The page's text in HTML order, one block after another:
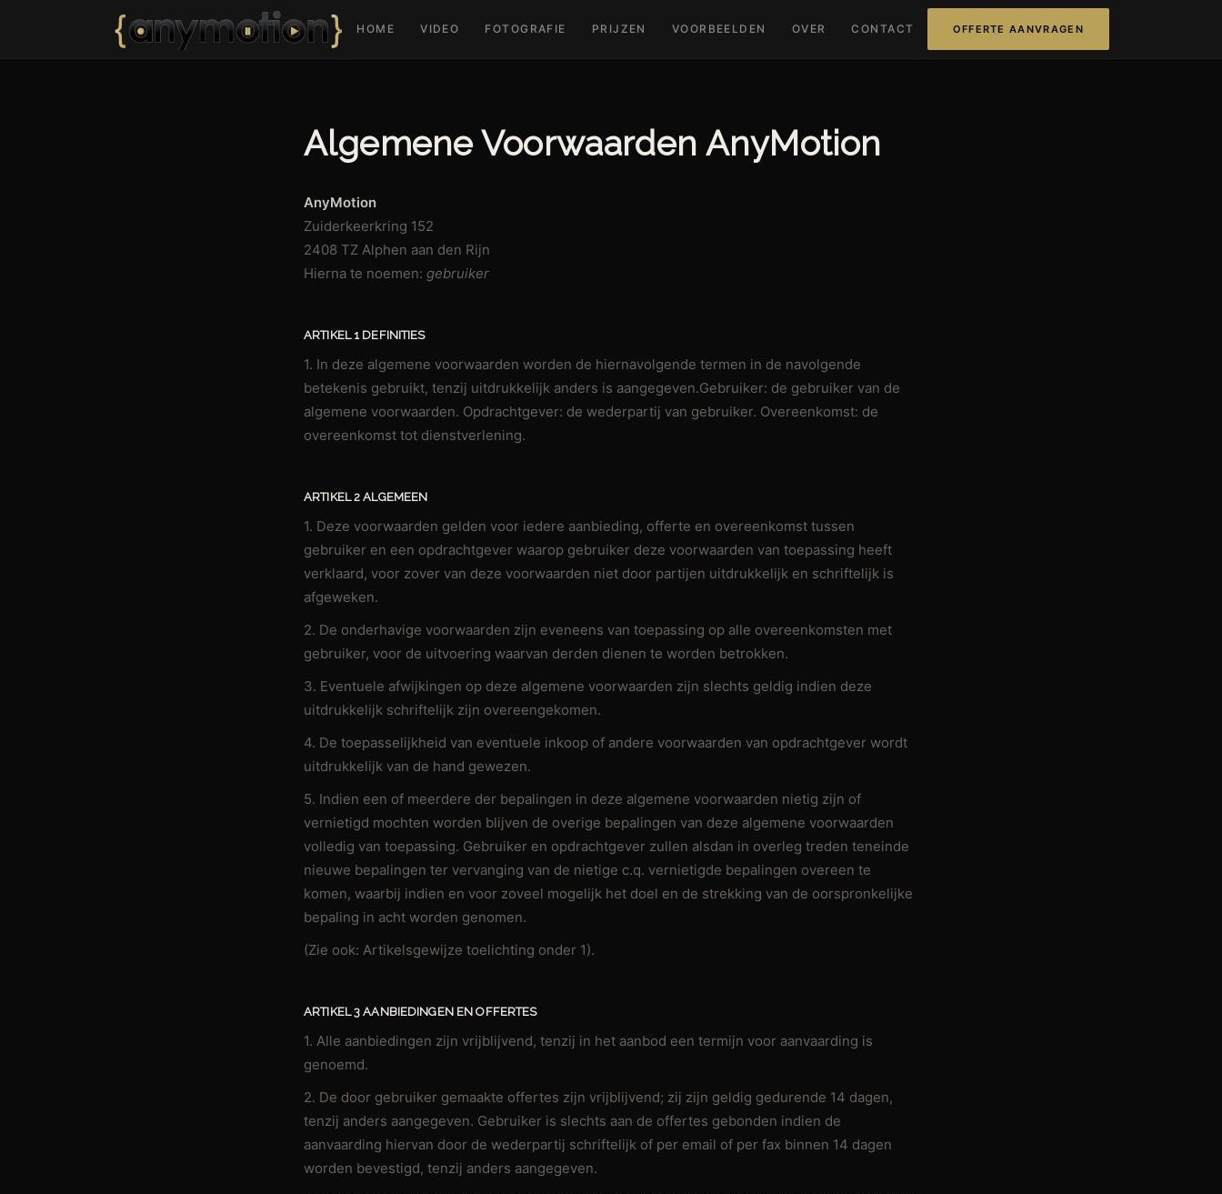
HOME VIDEO FOTOGRAFIE PRIJZEN VOORBEELDEN OVER CONTACT OFFERTE AANVRAGEN
Algemene Voorwaarden AnyMotion
AnyMotion
Zuiderkeerkring 152
2408 TZ Alphen aan den Rijn
Hierna te noemen: gebruiker
ARTIKEL 1 DEFINITIES
1. In deze algemene voorwaarden worden de hiernavolgende termen in de navolgende
betekenis gebruikt, tenzij uitdrukkelijk anders is aangegeven.Gebruiker: de gebruiker van de
algemene voorwaarden. Opdrachtgever: de wederpartij van gebruiker. Overeenkomst: de
overeenkomst tot dienstverlening.
ARTIKEL 2 ALGEMEEN
1. Deze voorwaarden gelden voor iedere aanbieding, offerte en overeenkomst tussen
gebruiker en een opdrachtgever waarop gebruiker deze voorwaarden van toepassing heeft
verklaard, voor zover van deze voorwaarden niet door partijen uitdrukkelijk en schriftelijk is
afgeweken.
2. De onderhavige voorwaarden zijn eveneens van toepassing op alle overeenkomsten met
gebruiker, voor de uitvoering waarvan derden dienen te worden betrokken.
3. Eventuele afwijkingen op deze algemene voorwaarden zijn slechts geldig indien deze
uitdrukkelijk schriftelijk zijn overeengekomen.
4. De toepasselijkheid van eventuele inkoop of andere voorwaarden van opdrachtgever wordt
uitdrukkelijk van de hand gewezen.
5. Indien een of meerdere der bepalingen in deze algemene voorwaarden nietig zijn of
vernietigd mochten worden blijven de overige bepalingen van deze algemene voorwaarden
volledig van toepassing. Gebruiker en opdrachtgever zullen alsdan in overleg treden teneinde
nieuwe bepalingen ter vervanging van de nietige c.q. vernietigde bepalingen overeen te
komen, waarbij indien en voor zoveel mogelijk het doel en de strekking van de oorspronkelijke
bepaling in acht worden genomen.
(Zie ook: Artikelsgewijze toelichting onder 1).
ARTIKEL 3 AANBIEDINGEN EN OFFERTES
1. Alle aanbiedingen zijn vrijblijvend, tenzij in het aanbod een termijn voor aanvaarding is
genoemd.
2. De door gebruiker gemaakte offertes zijn vrijblijvend; zij zijn geldig gedurende 14 dagen,
tenzij anders aangegeven. Gebruiker is slechts aan de offertes gebonden indien de
aanvaarding hiervan door de wederpartij schriftelijk of per email of per fax binnen 14 dagen
worden bevestigd, tenzij anders aangegeven.